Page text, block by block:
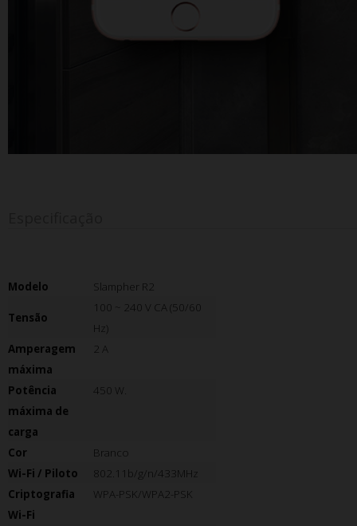
Modelo Slampher R2
Tensão
100 ~ 240 V CA (50/60
Hz)
Amperagem
máxima
2 A
Potência
máxima de
carga
450 W.
Cor
Branco
Wi-Fi / Piloto
802.11b/g/n/433MHz
Criptografia
Wi-Fi
WPA-PSK/WPA2-PSK